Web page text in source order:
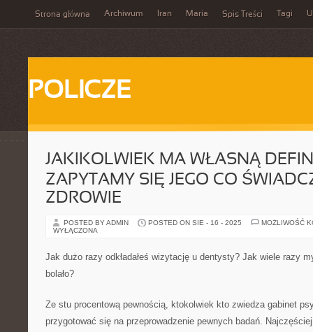
Strona główna Archiwum Iran Maria Spis Treści Tagi
POLICZE
JAKIKOLWIEK MA WŁASNĄ
ZAPYTAMY SIĘ JEGO CO
ZDROWIE
POSTED BY ADMIN POSTED ON SIE - 16 - 2025
MOŻLIWOŚĆ
WYŁĄCZONA
Jak dużo razy odkładałeś wizytację u dentysty? Jak wiele razy
bolało?
Ze stu procentową pewnością, ktokolwiek kto zwiedza gabinet
przygotować się na przeprowadzenie pewnych badań.